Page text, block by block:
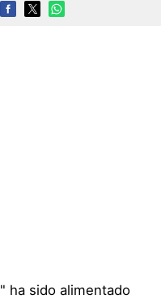
" ha sido alimentado